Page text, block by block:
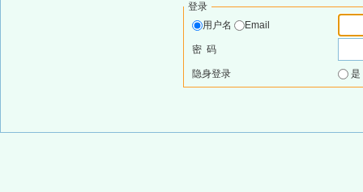
登录
用户名
Email
密 码
隐身登录